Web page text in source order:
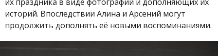
историй. Впоследствии Алина и Арсений могут
продолжить дополнять её новыми воспоминаниями.